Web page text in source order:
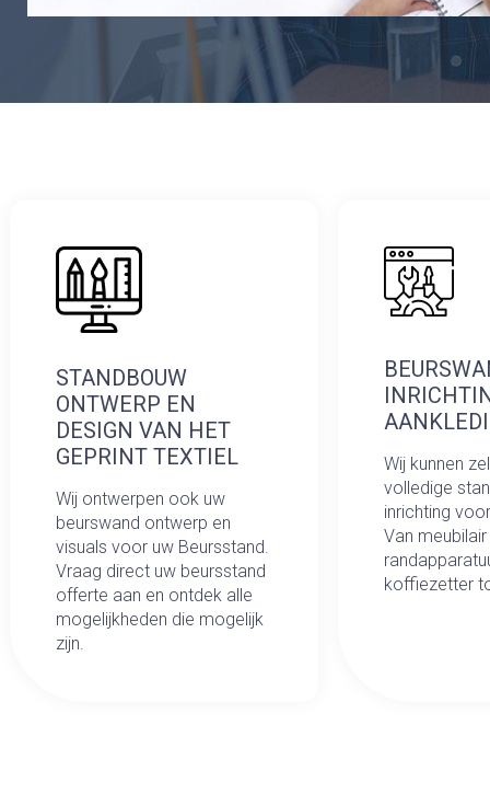
STANDBOUW
ONTWERP EN
DESIGN VAN HET
GEPRINT TEXTIEL
Wij ontwerpen ook uw
beurswand ontwerp en
visuals voor uw Beursstand.
Vraag direct uw beursstand
offerte aan en ontdek alle
mogelijkheden die mogelijk
zijn.
Wij kunnen
volledige
inrichting
Van
koffiezetter